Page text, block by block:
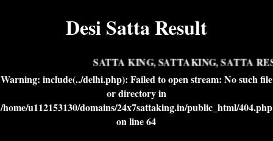
Desi Satta Result
SATTA KING, SATTAKING, SATTA
Warning: include(../delhi.php): Failed to open stream: No such file
or directory in
/home/u112153130/domains/24x7sattaking.in/public_html/404.php
on line64